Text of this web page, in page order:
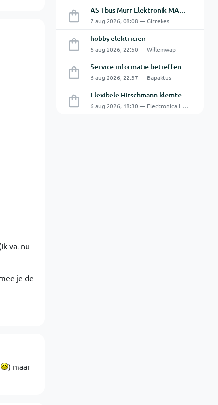
AS-i bus Murr Elektronik MASI20 AS-Interface I/O-module 56440
7 aug 2026, 08:08 — Girrekes
hobby elektricien
6 aug 2026, 22:50 — Willemwap
Service informatie betreffende een GFC-8010 van GW
6 aug 2026, 22:37 — Bapaktus
Flexibele Hirschmann klemtestpen met tweedelige klem.
6 aug 2026, 18:30 — Electronica Hobbyist
val nu
je de
) maar